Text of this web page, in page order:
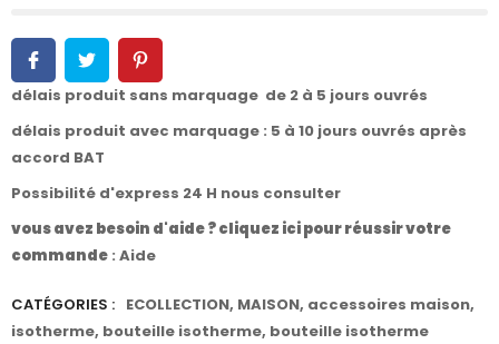
délais produit sans marquage de 2 à 5 jours ouvrés
délais produit avec marquage : 5 à 10 jours ouvrés après
accord BAT
Possibilité d'express 24 H nous consulter
vous avez besoin d'aide ? cliquez ici pour réussir votre
commande : Aide
CATÉGORIES : ECOLLECTION, MAISON, accessoires maison,
isotherme, bouteille isotherme, bouteille isotherme